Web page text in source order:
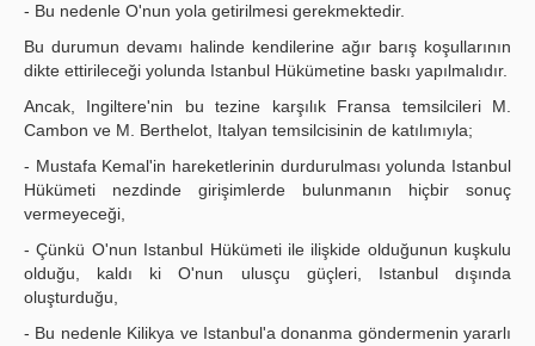
- Bu nedenle O'nun yola getirilmesi gerekmektedir.
Bu durumun devamı halinde kendilerine ağır barış koşullarının
dikte ettirileceği yolunda Istanbul Hükümetine baskı yapılmalıdır.
Ancak, Ingiltere'nin bu tezine karşılık Fransa temsilcileri M.
Cambon ve M. Berthelot, Italyan temsilcisinin de katılımıyla;
- Mustafa Kemal'in hareketlerinin durdurulması yolunda Istanbul
Hükümeti nezdinde girişimlerde bulunmanın hiçbir sonuç
vermeyeceği,
- Çünkü O'nun Istanbul Hükümeti ile ilişkide olduğunun kuşkulu
olduğu, kaldı ki O'nun ulusçu güçleri, Istanbul dışında
oluşturduğu,
- Bu nedenle Kilikya ve Istanbul'a donanma göndermenin yararlı